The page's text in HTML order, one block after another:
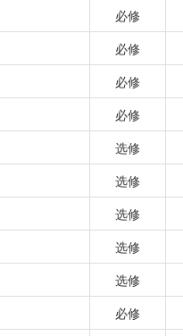
必修
必修
必修
必修
选修
选修
选修
选修
选修
必修